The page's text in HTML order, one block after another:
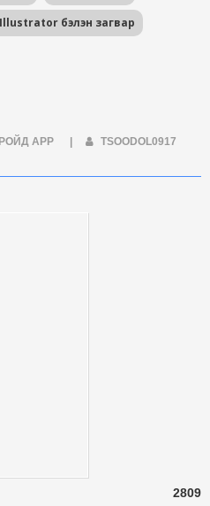
Illustrator бэлэн загвар
APP TSOODOL0917
2809